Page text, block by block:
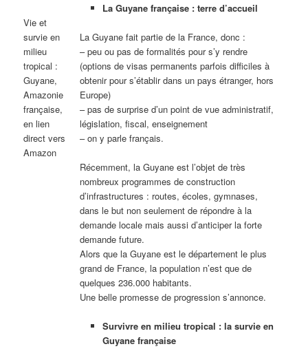
Vie et
survie en
milieu
tropical :
Guyane,
Amazonie
française,
en lien
direct vers
Amazon
La Guyane française : terre d’accueil
La Guyane fait partie de la France, donc :
– peu ou pas de formalités pour s’y rendre
(options de visas permanents parfois difficiles à
obtenir pour s’établir dans un pays étranger, hors
Europe)
– pas de surprise d’un point de vue administratif,
législation, fiscal, enseignement
– on y parle français.
Récemment, la Guyane est l’objet de très
nombreux programmes de construction
d’infrastructures : routes, écoles, gymnases,
dans le but non seulement de répondre à la
demande locale mais aussi d’anticiper la forte
demande future.
Alors que la Guyane est le département le plus
grand de France, la population n’est que de
quelques 236.000 habitants.
Une belle promesse de progression s’annonce.
Survivre en milieu tropical : la survie en
Guyane française